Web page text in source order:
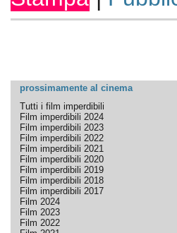
prossimamente al cinema
Tutti i film imperdibili
Film imperdibili 2024
Film imperdibili 2023
Film imperdibili 2022
Film imperdibili 2021
Film imperdibili 2020
Film imperdibili 2019
Film imperdibili 2018
Film imperdibili 2017
Film 2024
Film 2023
Film 2022